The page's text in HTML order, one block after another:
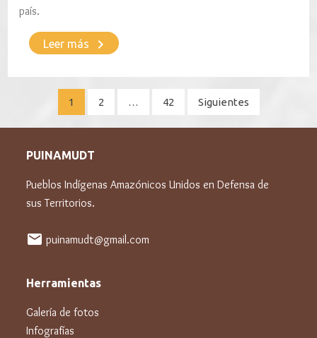
país.
Leer más keyboard_arrow_right
Paginación
1 2 … 42 Siguientes
PUINAMUDT
Pueblos Indígenas Amazónicos Unidos en Defensa de
sus Territorios.
mail puinamudt@gmail.com
Herramientas
Galería de fotos
Infografías